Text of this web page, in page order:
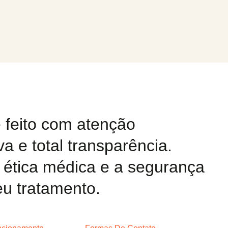
com atenção
e total transparência.
médica e a segurança
tratamento.